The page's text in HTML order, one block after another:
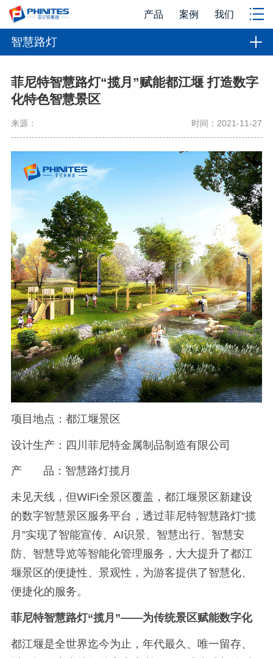
产品 案例 我们
智慧路灯
菲尼特智慧路灯“揽月”赋能都江堰 打造数字
化特色智慧景区
来源： 时间：2021-11-27
项目地点：都江堰景区
设计生产：四川菲尼特金属制品制造有限公司
产 品：智慧路灯揽月
未见天线，但WiFi全景区覆盖，都江堰景区新建设
的数字智慧景区服务平台，透过菲尼特智慧路灯“揽
月”实现了智能宣传、AI识景、智慧出行、智慧安
防、智慧导览等智能化管理服务，大大提升了都江
堰景区的便捷性、景观性，为游客提供了智慧化、
便捷化的服务。
菲尼特智慧路灯“揽月”——为传统景区赋能数字化
都江堰是全世界迄今为止，年代最久、唯一留存、